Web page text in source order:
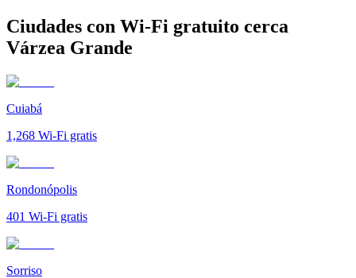
Ciudades con Wi-Fi gratuito cerca
Várzea Grande
Cuiabá
1,268 Wi-Fi gratis
Rondonópolis
401 Wi-Fi gratis
Sorriso